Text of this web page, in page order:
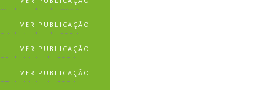
05 de Junho de 2024
VER PUBLICAÇÃO
04 de Junho de 2024
VER PUBLICAÇÃO
29 de Maio de 2024
VER PUBLICAÇÃO
27 de Maio de 2024